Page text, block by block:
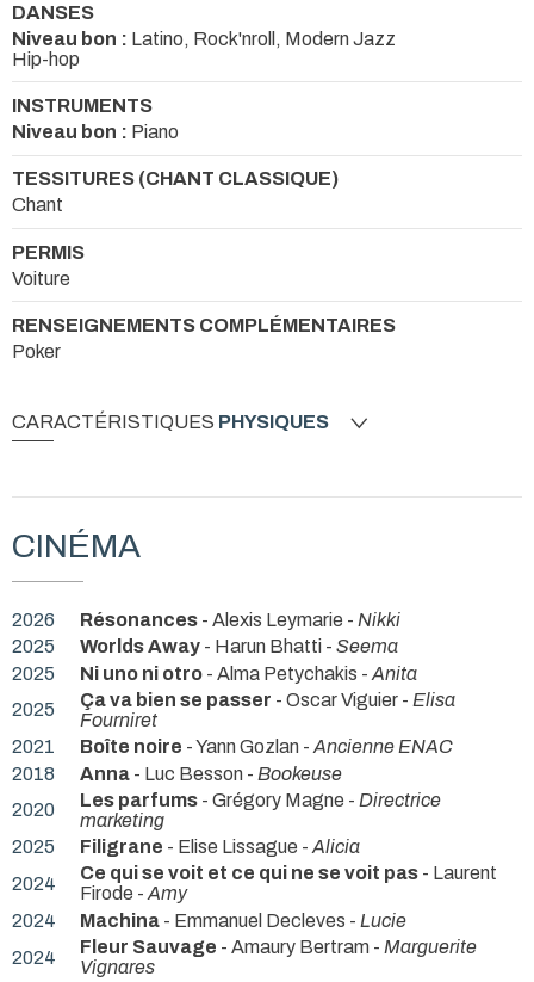
DANSES
Niveau bon : Latino, Rock'nroll, Modern Jazz
Hip-hop
INSTRUMENTS
Niveau bon : Piano
TESSITURES (CHANT CLASSIQUE)
Chant
PERMIS
Voiture
RENSEIGNEMENTS COMPLÉMENTAIRES
Poker
CARACTÉRISTIQUES PHYSIQUES
CINÉMA
2026 Résonances - Alexis Leymarie - Nikki
2025
Worlds Away - Harun Bhatti - Seema
2025
Ni uno ni otro - Alma Petychakis - Anita
2025
Ça va bien se passer - Oscar Viguier - Elisa
Fourniret
2021
Boîte noire - Yann Gozlan - Ancienne ENAC
2018
Anna - Luc Besson - Bookeuse
2020
Les parfums - Grégory Magne - Directrice
marketing
2025
Filigrane - Elise Lissague - Alicia
2024
Ce qui se voit et ce qui ne se voit pas - Laurent
Firode -Amy
2024
Machina - Emmanuel Decleves - Lucie
2024
Fleur Sauvage - Amaury Bertram - Marguerite
Vignares